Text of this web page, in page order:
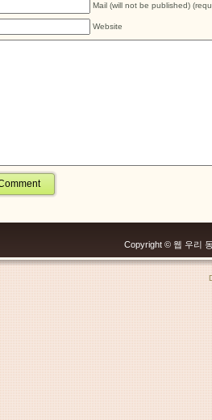
Mail (will not be published)
Website
Copyright © 웹 우리